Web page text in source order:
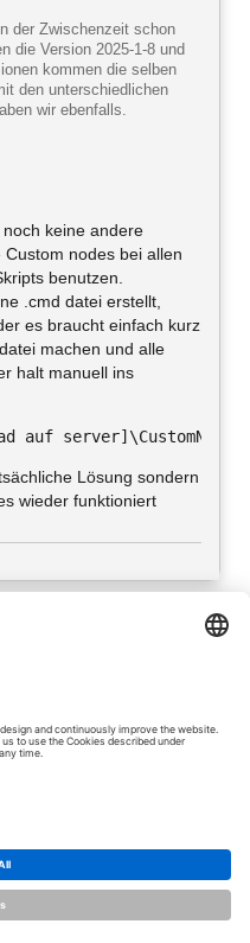
der Zwischenzeit schon
die Version 2025-1-8 und
kommen die selben
den unterschiedlichen
wir ebenfalls.
keine andere
nodes bei allen
benutzen.
.cmd datei erstellt,
es braucht einfach kurz
machen und alle
halt manuell ins
Lösung sondern
wieder funktioniert
je součástí skupiny